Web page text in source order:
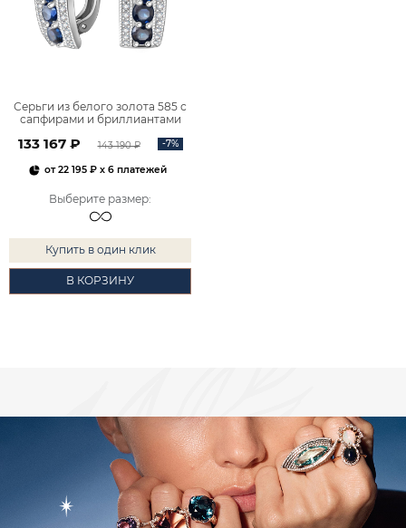
Серьги из белого золота 585 с
сапфирами и бриллиантами
133 167 ₽ 143 190 ₽ -7%
от22 195 ₽ x 6 платежей
Выберите размер:
Купить в один клик
В КОРЗИНУ